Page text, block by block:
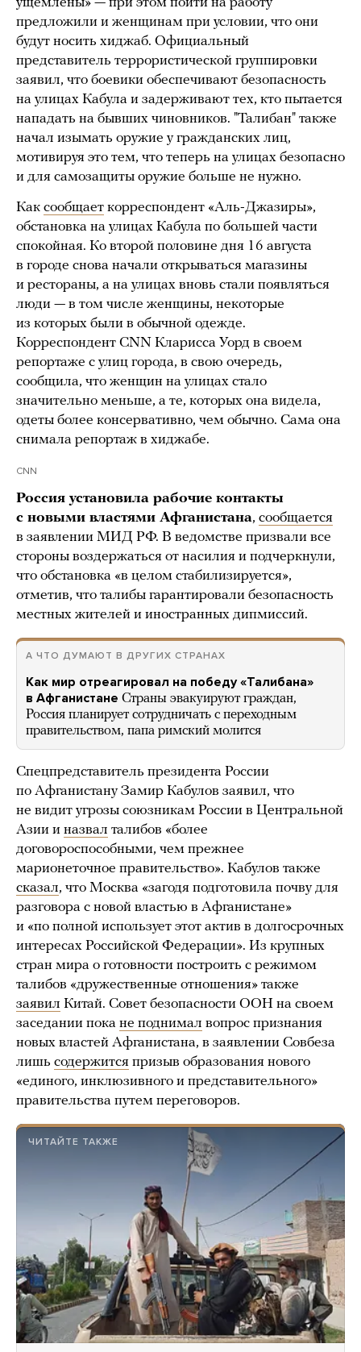
предложили и женщинам при условии, что они
будут носить хиджаб. Официальный
представитель террористической группировки
заявил, что боевики обеспечивают безопасность
на улицах Кабула и задерживают тех, кто пытается
нападать на бывших чиновников. "Талибан" также
начал изымать оружие у гражданских лиц,
мотивируя это тем, что теперь на улицах безопасно
и для самозащиты оружие больше не нужно.
Как сообщает корреспондент «Аль-Джазиры»,
обстановка на улицах Кабула по большей части
спокойная. Ко второй половине дня 16 августа
в городе снова начали открываться магазины
и рестораны, а на улицах вновь стали появляться
люди — в том числе женщины, некоторые
из которых были в обычной одежде.
Корреспондент CNN Кларисса Уорд в своем
репортаже с улиц города, в свою очередь,
сообщила, что женщин на улицах стало
значительно меньше, а те, которых она видела,
одеты более консервативно, чем обычно. Сама она
снимала репортаж в хиджабе.
CNN
Россия установила рабочие контакты
с новыми властями Афганистана, сообщается
в заявлении МИД РФ. В ведомстве призвали все
стороны воздержаться от насилия и подчеркнули,
что обстановка «в целом стабилизируется»,
отметив, что талибы гарантировали безопасность
местных жителей и иностранных дипмиссий.
А ЧТО ДУМАЮТ В ДРУГИХ СТРАНАХ
Как мир отреагировал на победу «Талибана»
в Афганистане Страны эвакуируют граждан,
Россия планирует сотрудничать с переходным
правительством, папа римский молится
Спецпредставитель президента России
по Афганистану Замир Кабулов заявил, что
не видит угрозы союзникам России в Центральной
Азии и назвал талибов «более
договороспособными, чем прежнее
марионеточное правительство». Кабулов также
сказал, что Москва «загодя подготовила почву для
разговора с новой властью в Афганистане»
и «по полной использует этот актив в долгосрочных
интересах Российской Федерации». Из крупных
стран мира о готовности построить с режимом
талибов «дружественные отношения» также
заявил Китай. Совет безопасности ООН на своем
заседании пока не поднимал вопрос признания
новых властей Афганистана, в заявлении Совбеза
лишь содержится призыв образования нового
«единого, инклюзивного и представительного»
правительства путем переговоров.
ЧИТАЙТЕ ТАКЖЕ